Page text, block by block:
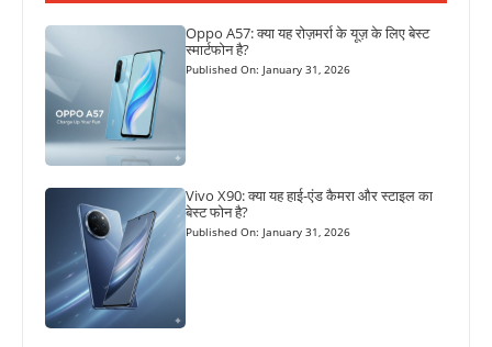
Oppo A57: क्या यह रोज़मर्रा के यूज़ के लिए बेस्ट
स्मार्टफोन है?
Published On: January 31, 2026
Vivo X90: क्या यह हाई-एंड कैमरा और स्टाइल का
बेस्ट फोन है?
Published On: January 31, 2026